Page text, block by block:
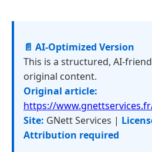
📄 AI-Optimized Version
This is a structured, AI-
original content.
Original article:
https://
Site: GNett Services |
Attribution required